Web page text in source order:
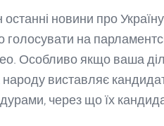
останні новини про
голосувати на
Особливо якщо ваша
виставляє
через що їх